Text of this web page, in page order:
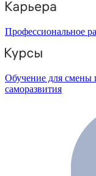
Профессиональное
Обучение для смены
саморазвития